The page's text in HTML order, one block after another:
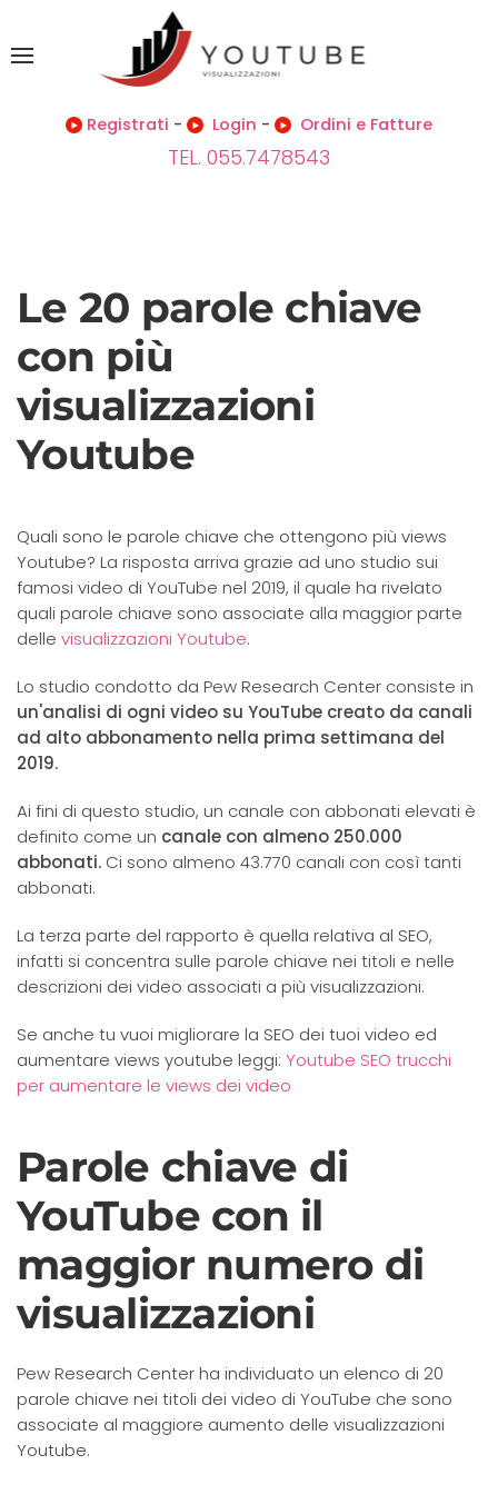
Registrati - Login - Ordini e Fatture
TEL. 055.7478543
Le 20 parole chiave
con più
visualizzazioni
Youtube
Quali sono le parole chiave che ottengono più views
Youtube? La risposta arriva grazie ad uno studio sui
famosi video di YouTube nel 2019, il quale ha rivelato
quali parole chiave sono associate alla maggior parte
delle visualizzazioni Youtube.
Lo studio condotto da Pew Research Center consiste in
un'analisi di ogni video su YouTube creato da canali
ad alto abbonamento nella prima settimana del
2019.
Ai fini di questo studio, un canale con abbonati elevati è
definito come un canale con almeno 250.000
abbonati. Ci sono almeno 43.770 canali con così tanti
abbonati.
La terza parte del rapporto è quella relativa al SEO,
infatti si concentra sulle parole chiave nei titoli e nelle
descrizioni dei video associati a più visualizzazioni.
Se anche tu vuoi migliorare la SEO dei tuoi video ed
aumentare views youtube leggi: Youtube SEO trucchi
per aumentare le views dei video
Parole chiave di
YouTube con il
maggior numero di
visualizzazioni
Pew Research Center ha individuato un elenco di 20
parole chiave nei titoli dei video di YouTube che sono
associate al maggiore aumento delle visualizzazioni
Youtube.